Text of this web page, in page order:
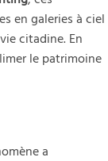
en galeries à ciel
citadine. En
le patrimoine
a